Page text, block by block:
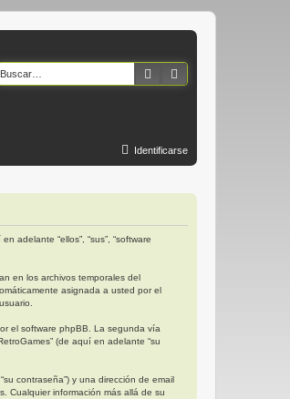
Buscar
Identificarse
adelante “ellos”, “sus”, “software
en los archivos temporales del
asignada a usted por el
el software phpBB. La segunda vía
(de aquí en adelante “su
contraseña”) y una dirección de email
Cualquier información más allá de su